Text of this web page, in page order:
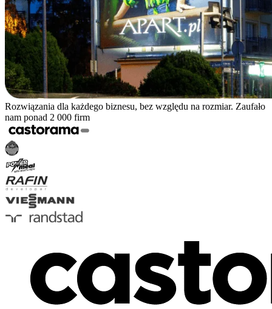
Rozwiązania dla każdego biznesu, bez względu na rozmiar. Zaufało
nam ponad 2 000 firm